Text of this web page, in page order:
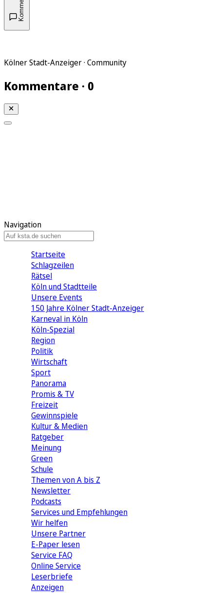
Kölner Stadt-Anzeiger · Community
Kommentare · 0
Navigation
Startseite
Schlagzeilen
Rätsel
Köln und Stadtteile
Unsere Events
150 Jahre Kölner Stadt-Anzeiger
Karneval in Köln
Köln-Spezial
Region
Politik
Wirtschaft
Sport
Panorama
Promis & TV
Freizeit
Gewinnspiele
Kultur & Medien
Ratgeber
Meinung
Green
Schule
Themen von A bis Z
Newsletter
Podcasts
Services und Empfehlungen
Wir helfen
Unsere Partner
E-Paper lesen
Service FAQ
Online Service
Leserbriefe
Anzeigen